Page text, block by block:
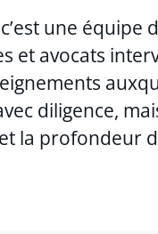
une
et avocats
diligence,
la profondeur